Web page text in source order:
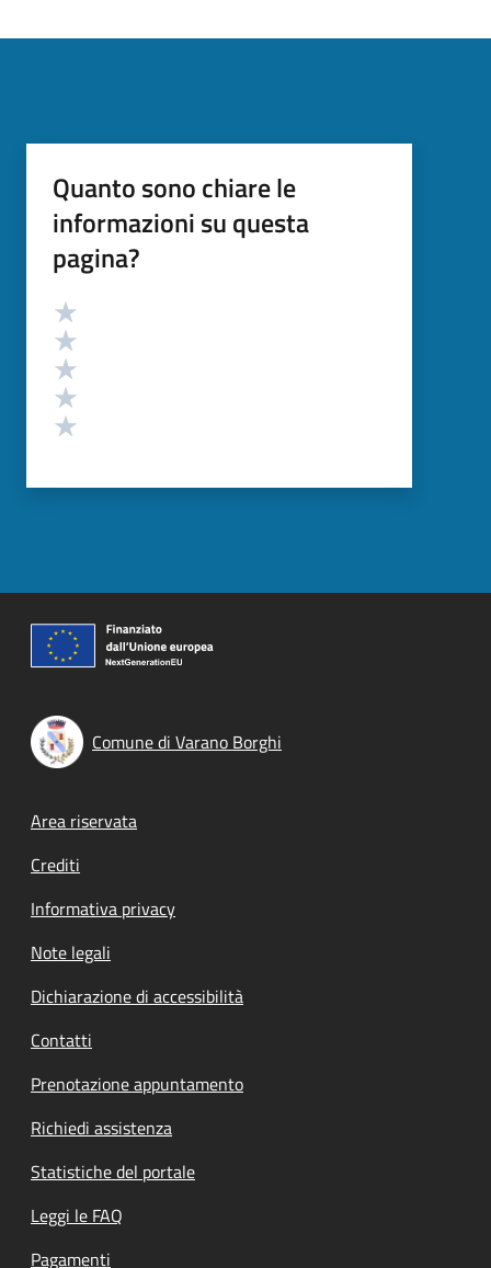
Quanto sono chiare le
informazioni su questa
pagina?
Valutazione
Comune di Varano Borghi
Footer menu
Area riservata
Crediti
Informativa privacy
Note legali
Dichiarazione di accessibilità
Contatti
Prenotazione appuntamento
Richiedi assistenza
Statistiche del portale
Leggi le FAQ
Pagamenti